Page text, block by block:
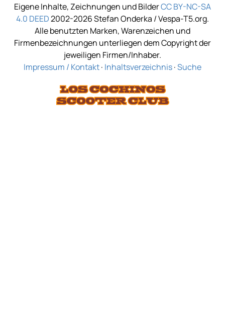
Eigene Inhalte, Zeichnungen und BilderCC BY-NC-SA
4.0 DEED2002-2026 Stefan Onderka / Vespa-T5.org.
Alle benutzten Marken, Warenzeichen und
Firmenbezeichnungen unterliegen dem Copyright der
jeweiligen Firmen/Inhaber.
Impressum / Kontakt· Inhaltsverzeichnis·Suche